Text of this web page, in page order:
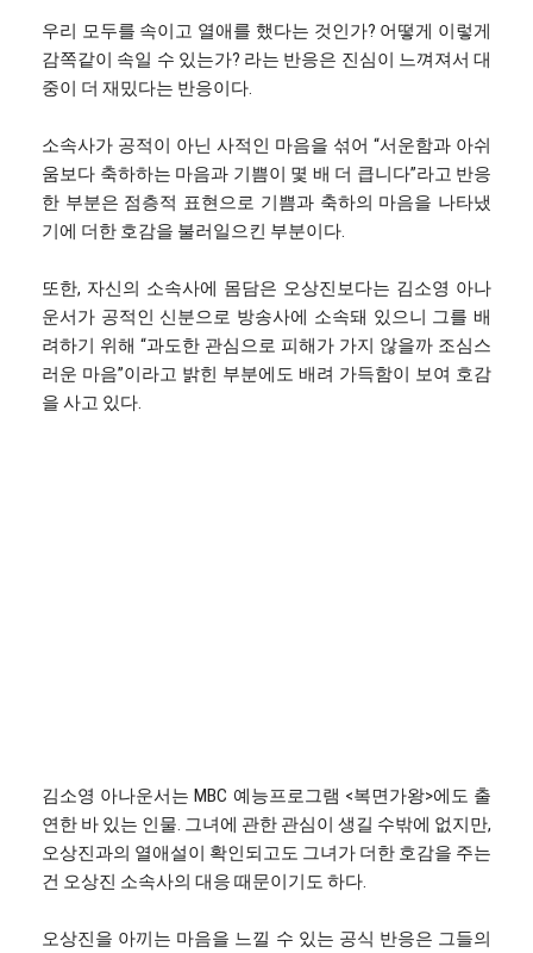
우리 모두를 속이고 열애를 했다는 것인가? 어떻게 이렇게
감쪽같이 속일 수 있는가? 라는 반응은 진심이 느껴져서 대
중이 더 재밌다는 반응이다.
소속사가 공적이 아닌 사적인 마음을 섞어 “서운함과 아쉬
움보다 축하하는 마음과 기쁨이 몇 배 더 큽니다”라고 반응
한 부분은 점층적 표현으로 기쁨과 축하의 마음을 나타냈
기에 더한 호감을 불러일으킨 부분이다.
또한, 자신의 소속사에 몸담은 오상진보다는 김소영 아나
운서가 공적인 신분으로 방송사에 소속돼 있으니 그를 배
려하기 위해 “과도한 관심으로 피해가 가지 않을까 조심스
러운 마음”이라고 밝힌 부분에도 배려 가득함이 보여 호감
을 사고 있다.
김소영 아나운서는 MBC 예능프로그램 <복면가왕>에도 출
연한 바 있는 인물. 그녀에 관한 관심이 생길 수밖에 없지만,
오상진과의 열애설이 확인되고도 그녀가 더한 호감을 주는
건 오상진 소속사의 대응 때문이기도 하다.
오상진을 아끼는 마음을 느낄 수 있는 공식 반응은 그들의